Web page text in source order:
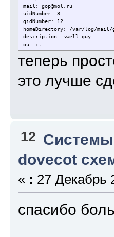
mail: gop@mol.ru
uidNumber: 8
gidNumber: 12
homeDirectory: /var/log/mail/
description: swell guy
ou: it
теперь
это лучше
12 Системы
dovecot
« : 27 Декабрь
спасибо